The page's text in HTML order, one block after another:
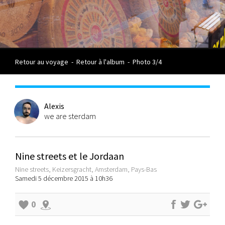
Retour au voyage - Retour à l'album - Photo 3/4
Alexis
we are sterdam
Nine streets et le Jordaan
Nine streets, Keizersgracht, Amsterdam, Pays-Bas
Samedi 5 décembre 2015 à 10h36
0